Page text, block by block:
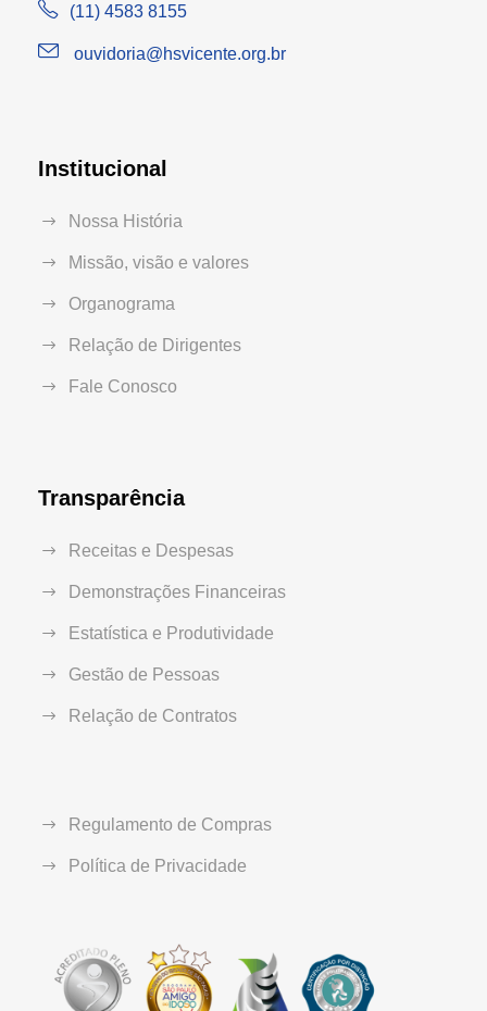
(11) 4583 8155
ouvidoria@hsvicente.org.br
Institucional
Nossa História
Missão, visão e valores
Organograma
Relação de Dirigentes
Fale Conosco
Transparência
Receitas e Despesas
Demonstrações Financeiras
Estatística e Produtividade
Gestão de Pessoas
Relação de Contratos
Regulamento de Compras
Política de Privacidade